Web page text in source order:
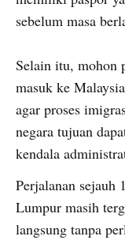
sebelum masa
Selain itu, mohon
masuk ke
agar proses
negara tujuan
kendala
Perjalanan sejauh
Lumpur masih
langsung tanpa